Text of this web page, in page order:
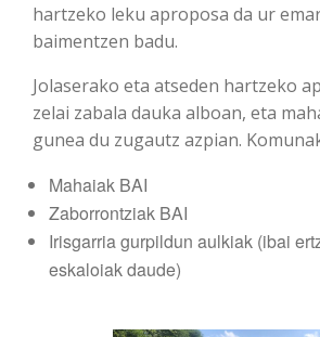
hartzeko leku aproposa da ur
baimentzen badu.
Jolaserako eta atseden hartzeko
zelai zabala dauka alboan, eta
gunea du zugautz azpian.
Mahaiak BAI
Zaborrontziak BAI
Irisgarria gurpildun aulkiak (ibai
eskaloiak daude)